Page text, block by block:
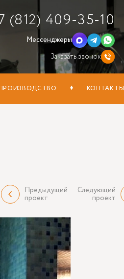
(812) 409-35-10
Мессенджеры
Заказать звонок
КОНТАКТЫ
Предыдущий
проект
Следующий
проект